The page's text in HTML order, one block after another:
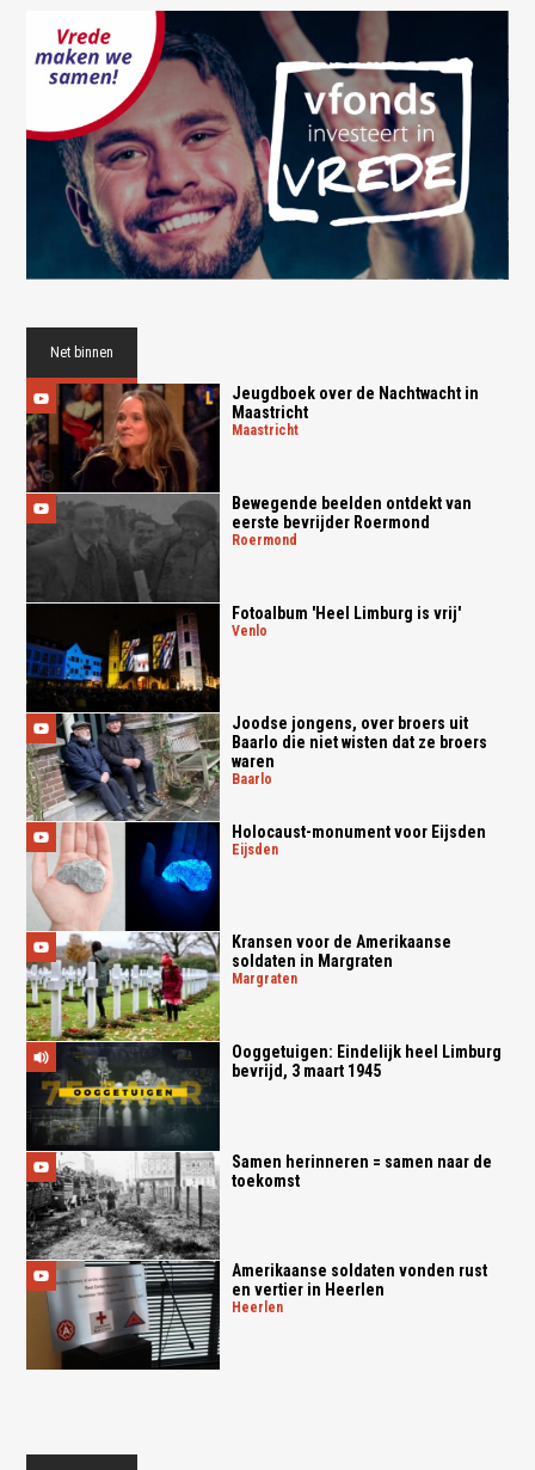
Net binnen
Jeugdboek over de Nachtwacht in
Maastricht
maastricht
Bewegende beelden ontdekt van
eerste bevrijder Roermond
roermond
Fotoalbum 'Heel Limburg is vrij'
venlo
Joodse jongens, over broers uit
Baarlo die niet wisten dat ze broers
waren
baarlo
Holocaust-monument voor Eijsden
eijsden
Kransen voor de Amerikaanse
soldaten in Margraten
margraten
Ooggetuigen: Eindelijk heel Limburg
bevrijd, 3 maart 1945
Samen herinneren = samen naar de
toekomst
Amerikaanse soldaten vonden rust
en vertier in Heerlen
heerlen